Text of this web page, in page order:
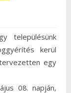
településünk
kerül
egy
08. napján,